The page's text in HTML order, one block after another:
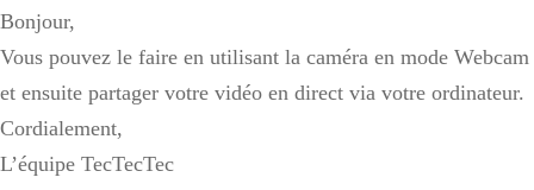
Bonjour,
Vous pouvez le faire en utilisant la caméra en mode Webcam
et ensuite partager votre vidéo en direct via votre ordinateur.
Cordialement,
L’équipe TecTecTec